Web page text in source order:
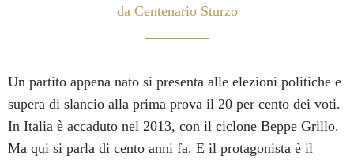
da Centenario Sturzo
Un partito appena nato si presenta alle elezioni politiche e
supera di slancio alla prima prova il 20 per cento dei voti.
In Italia è accaduto nel 2013, con il ciclone Beppe Grillo.
Ma qui si parla di cento anni fa. E il protagonista è il